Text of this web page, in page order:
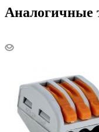
Аналогичные